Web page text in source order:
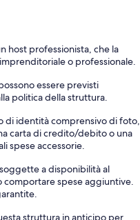
host professionista, che la
o professionale.
essere previsti
politica della struttura.
di identità comprensivo di foto,
carta di credito/debito o una
spese accessorie.
a disponibilità al
comportare spese aggiuntive.
struttura in anticipo per